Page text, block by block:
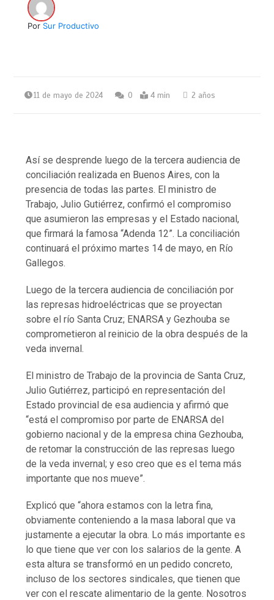
Por Sur Productivo
11 de mayo de 2024 0 4 min 2 años
Así se desprende luego de la tercera audiencia de
conciliación realizada en Buenos Aires, con la
presencia de todas las partes. El ministro de
Trabajo, Julio Gutiérrez, confirmó el compromiso
que asumieron las empresas y el Estado nacional,
que firmará la famosa “Adenda 12”. La conciliación
continuará el próximo martes 14 de mayo, en Río
Gallegos.
Luego de la tercera audiencia de conciliación por
las represas hidroeléctricas que se proyectan
sobre el río Santa Cruz; ENARSA y Gezhouba se
comprometieron al reinicio de la obra después de la
veda invernal.
El ministro de Trabajo de la provincia de Santa Cruz,
Julio Gutiérrez, participó en representación del
Estado provincial de esa audiencia y afirmó que
“está el compromiso por parte de ENARSA del
gobierno nacional y de la empresa china Gezhouba,
de retomar la construcción de las represas luego
de la veda invernal; y eso creo que es el tema más
importante que nos mueve”.
Explicó que “ahora estamos con la letra fina,
obviamente conteniendo a la masa laboral que va
justamente a ejecutar la obra. Lo más importante es
lo que tiene que ver con los salarios de la gente. A
esta altura se transformó en un pedido concreto,
incluso de los sectores sindicales, que tienen que
ver con el rescate alimentario de la gente. Nosotros